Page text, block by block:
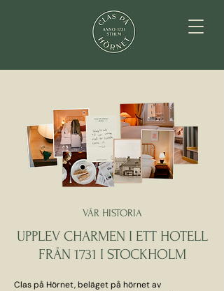
VÅR HISTORIA
UPPLEV CHARMEN I ETT HOTELL
FRÅN 1731 I STOCKHOLM
Clas på Hörnet, beläget på hörnet av